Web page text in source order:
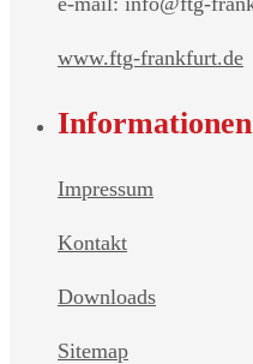
www.ftg-frankfurt.de
Informationen
Impressum
Kontakt
Downloads
Sitemap